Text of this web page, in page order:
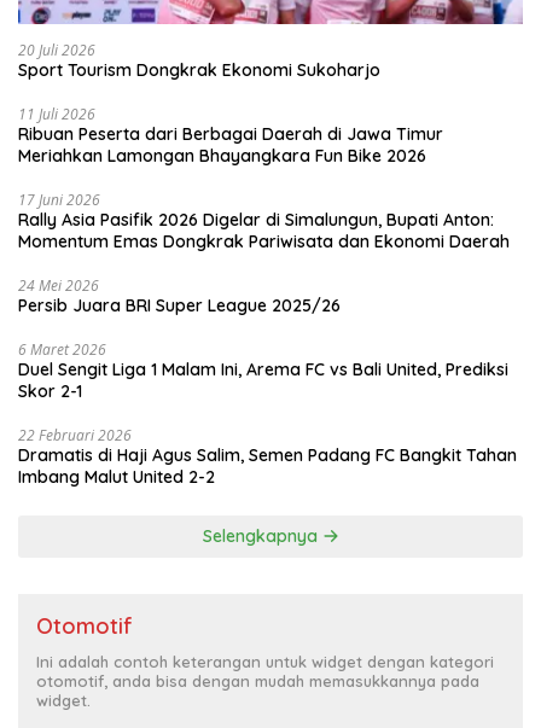
20 Juli 2026
Sport Tourism Dongkrak Ekonomi Sukoharjo
11 Juli 2026
Ribuan Peserta dari Berbagai Daerah di Jawa Timur
Meriahkan Lamongan Bhayangkara Fun Bike 2026
17 Juni 2026
Rally Asia Pasifik 2026 Digelar di Simalungun, Bupati Anton:
Momentum Emas Dongkrak Pariwisata dan Ekonomi Daerah
24 Mei 2026
Persib Juara BRI Super League 2025/26
6 Maret 2026
Duel Sengit Liga 1 Malam Ini, Arema FC vs Bali United, Prediksi
Skor 2-1
22 Februari 2026
Dramatis di Haji Agus Salim, Semen Padang FC Bangkit Tahan
Imbang Malut United 2-2
Selengkapnya
Otomotif
Ini adalah contoh keterangan untuk widget dengan kategori
otomotif, anda bisa dengan mudah memasukkannya pada
widget.